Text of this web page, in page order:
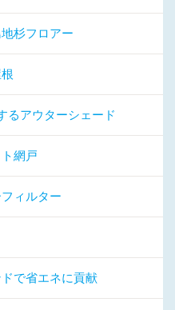
杉フロアー
るアウターシェード
網戸
ィルター
で省エネに貢献